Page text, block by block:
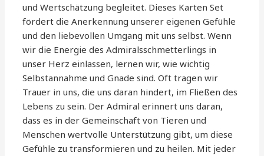
und Wertschätzung begleitet. Dieses Karten Set
fördert die Anerkennung unserer eigenen Gefühle
und den liebevollen Umgang mit uns selbst. Wenn
wir die Energie des Admiralsschmetterlings in
unser Herz einlassen, lernen wir, wie wichtig
Selbstannahme und Gnade sind. Oft tragen wir
Trauer in uns, die uns daran hindert, im Fließen des
Lebens zu sein. Der Admiral erinnert uns daran,
dass es in der Gemeinschaft von Tieren und
Menschen wertvolle Unterstützung gibt, um diese
Gefühle zu transformieren und zu heilen. Mit jeder